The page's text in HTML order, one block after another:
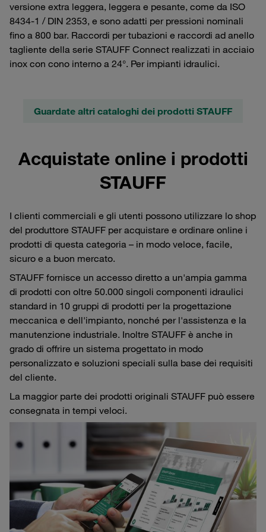
versione extra leggera, leggera e pesante, come da ISO
8434-1 / DIN 2353, e sono adatti per pressioni nominali
fino a 800 bar. Raccordi per tubazioni e raccordi ad anello
tagliente della serie STAUFF Connect realizzati in acciaio
inox con cono interno a 24°. Per impianti idraulici.
Guardate altri cataloghi dei prodotti STAUFF
Acquistate online i prodotti
STAUFF
I clienti commerciali e gli utenti possono utilizzare lo shop
del produttore STAUFF per acquistare e ordinare online i
prodotti di questa categoria – in modo veloce, facile,
sicuro e a buon mercato.
STAUFF fornisce un accesso diretto a un'ampia gamma
di prodotti con oltre 50.000 singoli componenti idraulici
standard in 10 gruppi di prodotti per la progettazione
meccanica e dell'impianto, nonché per l'assistenza e la
manutenzione industriale. Inoltre STAUFF è anche in
grado di offrire un sistema progettato in modo
personalizzato e soluzioni speciali sulla base dei requisiti
del cliente.
La maggior parte dei prodotti originali STAUFF può essere
consegnata in tempi veloci.